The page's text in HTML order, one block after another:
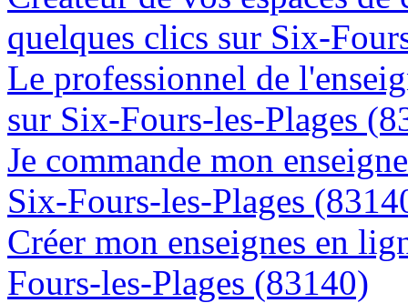
quelques clics sur Six-
Le professionnel de
sur Six-Fours-les-Plages
Je commande mon
Six-Fours-les-Plages
Créer mon enseignes en
Fours-les-Plages (83140)